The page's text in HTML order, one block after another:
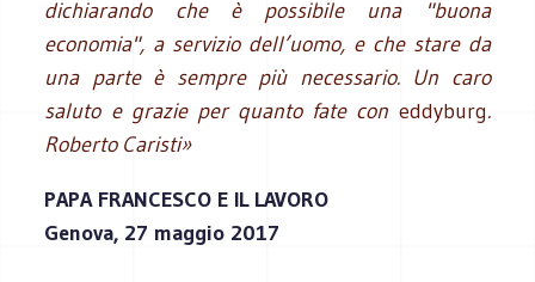
dichiarando che è possibile una "buona
economia", a servizio dell’uomo, e che stare da
una parte è sempre più necessario. Un caro
saluto e grazie per quanto fate con eddyburg.
Roberto Caristi»
PAPA FRANCESCO E IL LAVORO
Genova, 27 maggio 2017